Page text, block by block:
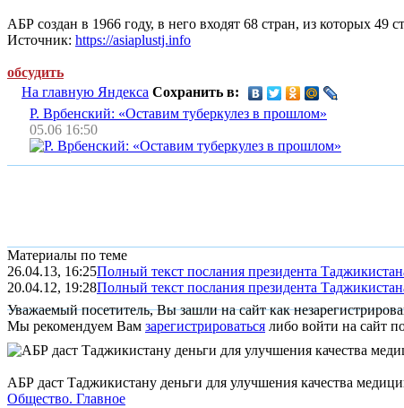
АБР создан в 1966 году, в него входят 68 стран, из которых 49
Источник: https://asiaplustj.info
обсудить
На главную Яндекса Сохранить в:
Р. Врбенский: «Оставим туберкулез в прошлом»
05.06 16:50
Материалы по теме
26.04.13, 16:25Полный текст послания президента
20.04.12, 19:28Полный текст послания президента
Уважаемый посетитель, Вы зашли на сайт как
Мы рекомендуем Вам зарегистрироваться либо войти на сайт
АБР даст Таджикистану деньги для улучшения качества
Общество. Главное